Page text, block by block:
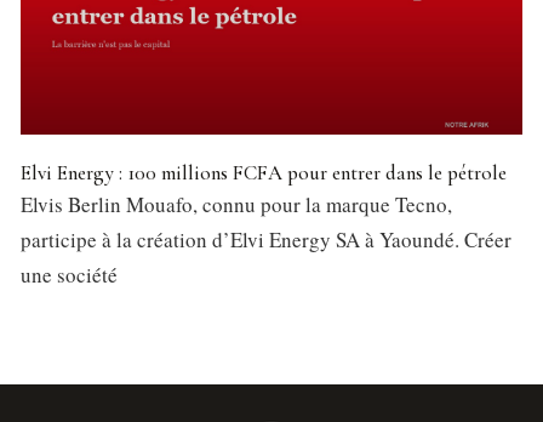
Elvi Energy : 100 millions FCFA pour entrer dans le pétrole
Elvis Berlin Mouafo, connu pour la marque Tecno,
participe à la création d’Elvi Energy SA à Yaoundé. Créer
une société